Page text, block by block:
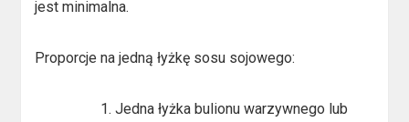
jest minimalna.
Proporcje na jedną łyżkę sosu sojowego:
Jedna łyżka bulionu warzywnego lub